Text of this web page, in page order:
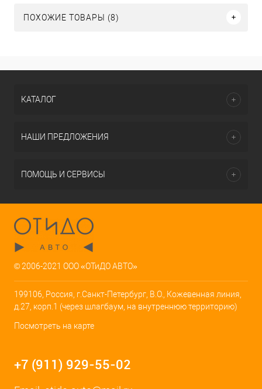
ПОХОЖИЕ ТОВАРЫ (8)
КАТАЛОГ
НАШИ ПРЕДЛОЖЕНИЯ
ПОМОЩЬ И СЕРВИСЫ
© 2006-2021 ООО «ОТиДО АВТО»
199106, Россия, г.Санкт-Петербург, В.О., Кожевенная линия,
д.27, корп.1 (через шлагбаум, на внутреннюю территорию)
Посмотреть на карте
+7 (911) 929-55-02